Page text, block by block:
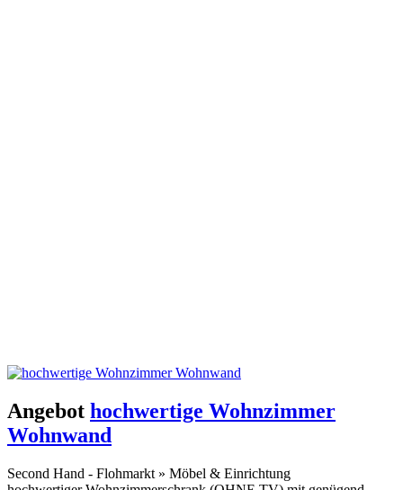
Angebot hochwertige Wohnzimmer
Wohnwand
Second Hand - Flohmarkt » Möbel & Einrichtung